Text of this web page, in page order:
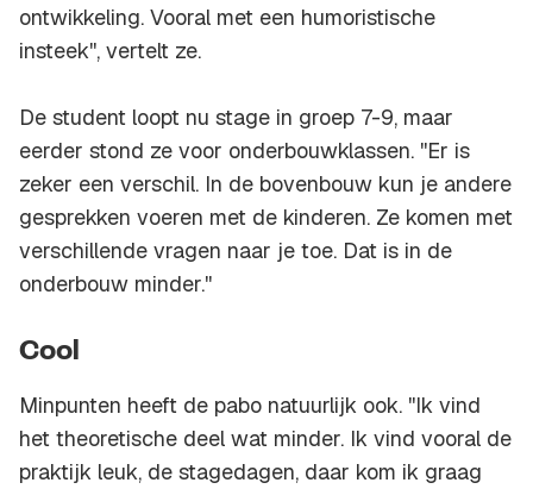
ontwikkeling. Vooral met een humoristische
insteek'', vertelt ze.
De student loopt nu stage in groep 7-9, maar
eerder stond ze voor onderbouwklassen. ''Er is
zeker een verschil. In de bovenbouw kun je andere
gesprekken voeren met de kinderen. Ze komen met
verschillende vragen naar je toe. Dat is in de
onderbouw minder.''
Cool
Minpunten heeft de pabo natuurlijk ook. ''Ik vind
het theoretische deel wat minder. Ik vind vooral de
praktijk leuk, de stagedagen, daar kom ik graag